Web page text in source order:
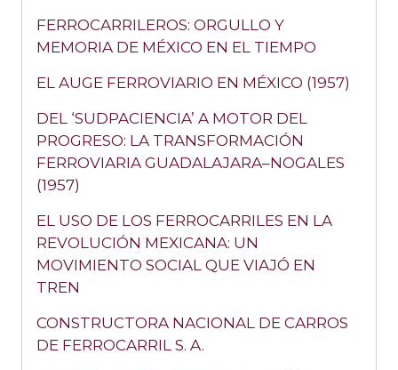
FERROCARRILEROS: ORGULLO Y
MEMORIA DE MÉXICO EN EL TIEMPO
EL AUGE FERROVIARIO EN MÉXICO (1957)
DEL ‘SUDPACIENCIA’ A MOTOR DEL
PROGRESO: LA TRANSFORMACIÓN
FERROVIARIA GUADALAJARA–NOGALES
(1957)
EL USO DE LOS FERROCARRILES EN LA
REVOLUCIÓN MEXICANA: UN
MOVIMIENTO SOCIAL QUE VIAJÓ EN
TREN
CONSTRUCTORA NACIONAL DE CARROS
DE FERROCARRIL S. A.